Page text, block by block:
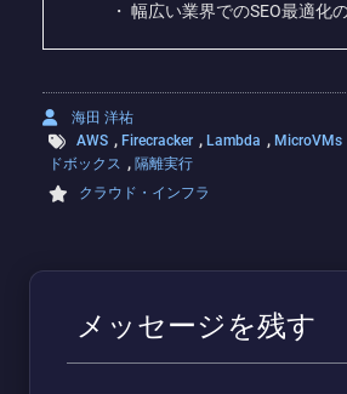
・ 幅広い業界でのSEO最適化
海田 洋祐
AWS , Firecracker , Lambda , MicroVMs
ドボックス , 隔離実行
クラウド・インフラ
メッセージを残す